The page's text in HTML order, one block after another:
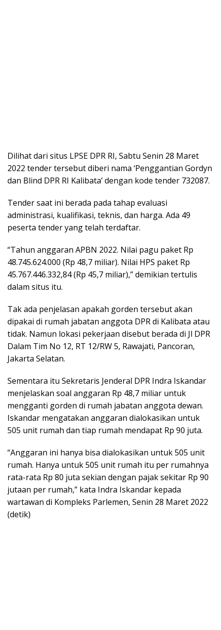
Dilihat dari situs LPSE DPR RI, Sabtu Senin 28 Maret
2022 tender tersebut diberi nama ‘Penggantian Gordyn
dan Blind DPR RI Kalibata’ dengan kode tender 732087.
Tender saat ini berada pada tahap evaluasi
administrasi, kualifikasi, teknis, dan harga. Ada 49
peserta tender yang telah terdaftar.
“Tahun anggaran APBN 2022. Nilai pagu paket Rp
48.745.624.000 (Rp 48,7 miliar). Nilai HPS paket Rp
45.767.446.332,84 (Rp 45,7 miliar),” demikian tertulis
dalam situs itu.
Tak ada penjelasan apakah gorden tersebut akan
dipakai di rumah jabatan anggota DPR di Kalibata atau
tidak. Namun lokasi pekerjaan disebut berada di Jl DPR
Dalam Tim No 12, RT 12/RW 5, Rawajati, Pancoran,
Jakarta Selatan.
Sementara itu Sekretaris Jenderal DPR Indra Iskandar
menjelaskan soal anggaran Rp 48,7 miliar untuk
mengganti gorden di rumah jabatan anggota dewan.
Iskandar mengatakan anggaran dialokasikan untuk
505 unit rumah dan tiap rumah mendapat Rp 90 juta.
“Anggaran ini hanya bisa dialokasikan untuk 505 unit
rumah. Hanya untuk 505 unit rumah itu per rumahnya
rata-rata Rp 80 juta sekian dengan pajak sekitar Rp 90
jutaan per rumah,” kata Indra Iskandar kepada
wartawan di Kompleks Parlemen, Senin 28 Maret 2022
(detik)